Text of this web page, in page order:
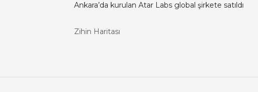
Ankara’da kurulan Atar Labs global şirkete satıldı
Zihin Haritası